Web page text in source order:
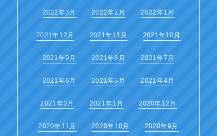
2022年3月 2022年2月 2022年1月
2021年12月 2021年11月 2021年10月
2021年9月 2021年8月 2021年7月
2021年6月 2021年5月 2021年4月
2021年3月 2021年1月 2020年12月
2020年11月 2020年10月 2020年9月